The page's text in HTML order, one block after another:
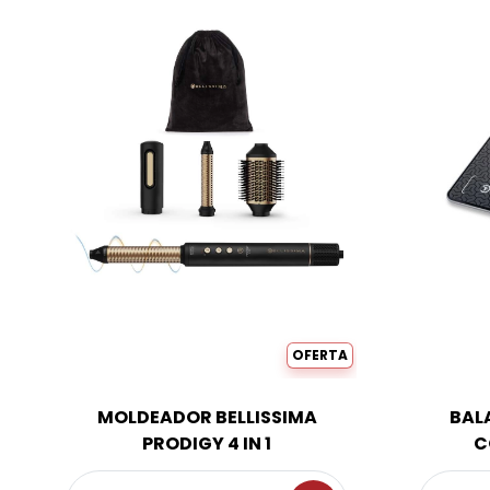
OFERTA
MOLDEADOR BELLISSIMA
PRODIGY 4 IN 1